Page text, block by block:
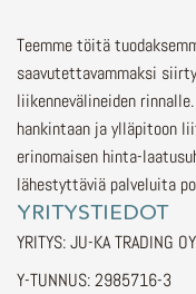
Teemme töitä
saavutettavammaksi
liikennevälineiden rinnalle.
hankintaan ja ylläpitoon
erinomaisen hinta-
lähestyttäviä palveluita
YRITYSTIEDOT
YRITYS: JU-KA TRADING
Y-TUNNUS: 2985716-3